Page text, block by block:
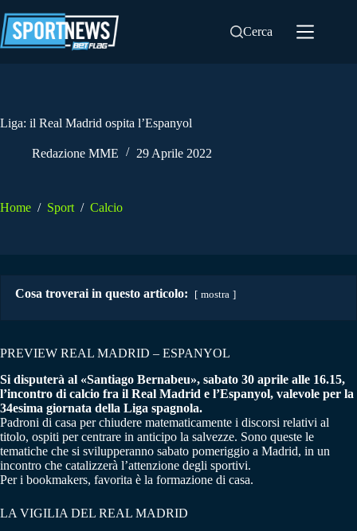
al
contenuto
Cerca
Liga: il Real Madrid ospita l’Espanyol
Redazione MME 29 Aprile 2022
Home / Sport / Calcio
Cosa troverai in questo articolo: mostra
PREVIEW REAL MADRID – ESPANYOL
Si disputerà al «Santiago Bernabeu», sabato 30 aprile alle 16.15,
l’incontro di calcio fra il Real Madrid e l’Espanyol, valevole per la
34esima giornata della Liga spagnola.
Padroni di casa per chiudere matematicamente i discorsi relativi al
titolo, ospiti per centrare in anticipo la salvezze. Sono queste le
tematiche che si svilupperanno sabato pomeriggio a Madrid, in un
incontro che catalizzerà l’attenzione degli sportivi.
Per i bookmakers, favorita è la formazione di casa.
LA VIGILIA DEL REAL MADRID